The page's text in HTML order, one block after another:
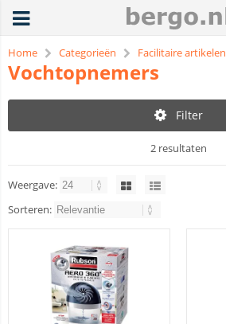
Home Categorieën Facilitaire artikelen
Vochtopnemers
Filter
2 resultaten
Weergave:
Sorteren: